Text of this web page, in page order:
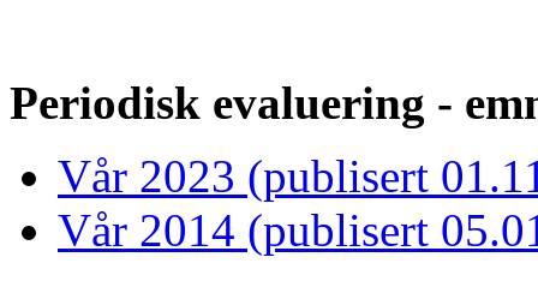
Periodisk evaluering -
Vår 2023 (publisert
Vår 2014 (publisert